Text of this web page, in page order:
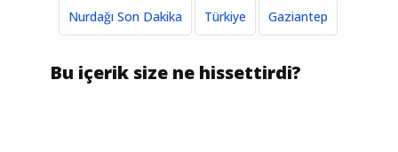
Nurdağı Son Dakika Türkiye Gaziantep
Bu içerik size ne hissettirdi?